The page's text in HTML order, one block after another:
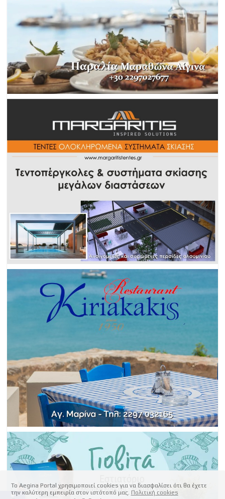
Το Aegina Portal χρησιμοποιεί cookies για να διασφαλίσει ότι θα έχετε
την καλύτερη εμπειρία στον ιστότοπό μας. Πολιτική cookies